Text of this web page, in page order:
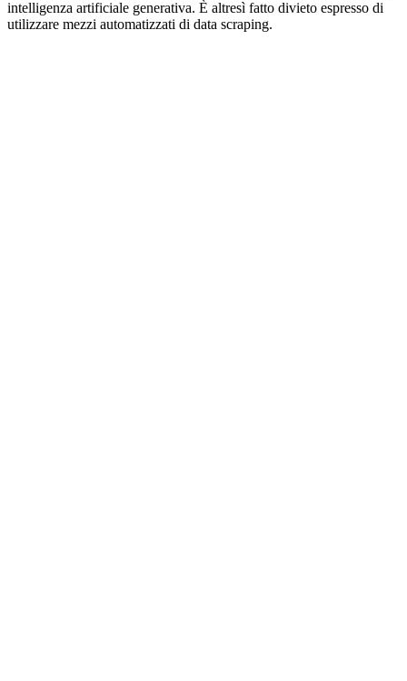
intelligenza artificiale generativa. È altresì fatto divieto espresso di
utilizzare mezzi automatizzati di data scraping.